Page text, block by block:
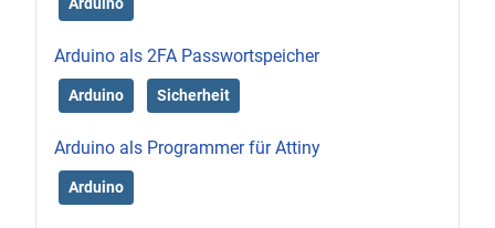
Arduino
Arduino als 2FA Passwortspeicher
Arduino Sicherheit
Arduino als Programmer für Attiny
Arduino